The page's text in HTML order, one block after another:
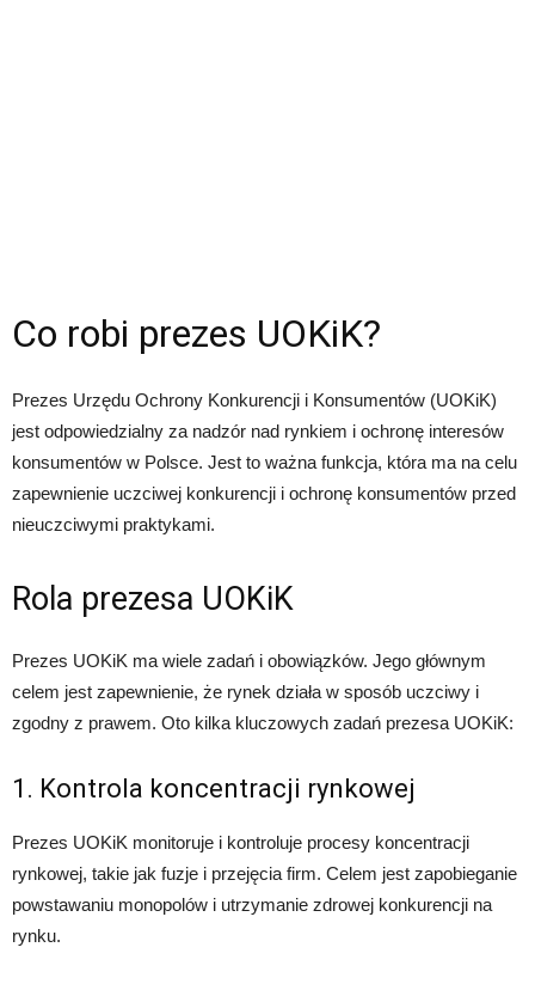
Co robi prezes UOKiK?
Prezes Urzędu Ochrony Konkurencji i Konsumentów (UOKiK)
jest odpowiedzialny za nadzór nad rynkiem i ochronę interesów
konsumentów w Polsce. Jest to ważna funkcja, która ma na celu
zapewnienie uczciwej konkurencji i ochronę konsumentów przed
nieuczciwymi praktykami.
Rola prezesa UOKiK
Prezes UOKiK ma wiele zadań i obowiązków. Jego głównym
celem jest zapewnienie, że rynek działa w sposób uczciwy i
zgodny z prawem. Oto kilka kluczowych zadań prezesa UOKiK:
1. Kontrola koncentracji rynkowej
Prezes UOKiK monitoruje i kontroluje procesy koncentracji
rynkowej, takie jak fuzje i przejęcia firm. Celem jest zapobieganie
powstawaniu monopolów i utrzymanie zdrowej konkurencji na
rynku.